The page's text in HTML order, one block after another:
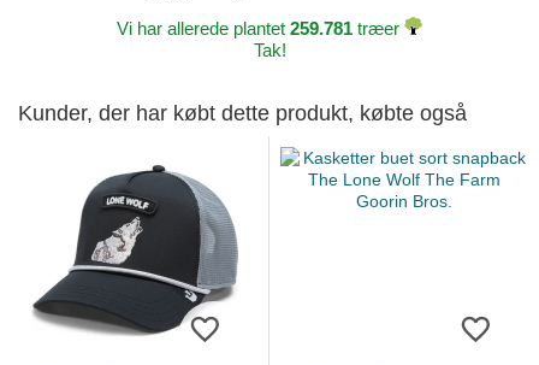
Vi har allerede plantet 259.781 træer
Tak!
Kunder, der har købt dette produkt, købte også